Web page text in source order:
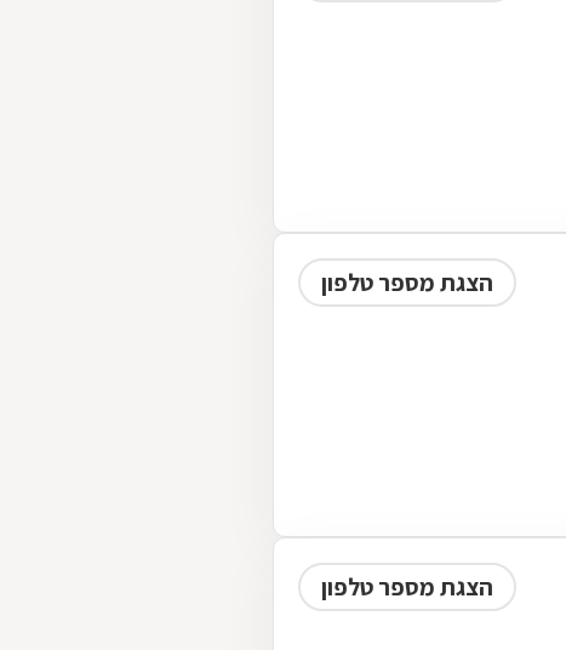
הצגת מספר טלפון
הצגת מספר טלפון